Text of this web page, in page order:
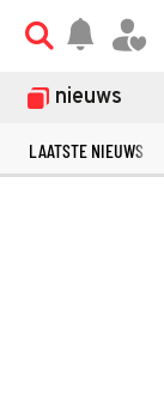
nieuws
LAATSTE NIEUWS